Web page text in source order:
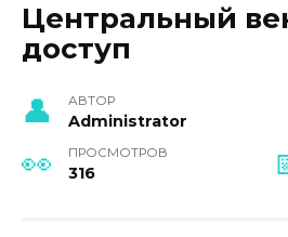
Центральный
доступ
АВТОР
Administrator
ПРОСМОТРОВ
316